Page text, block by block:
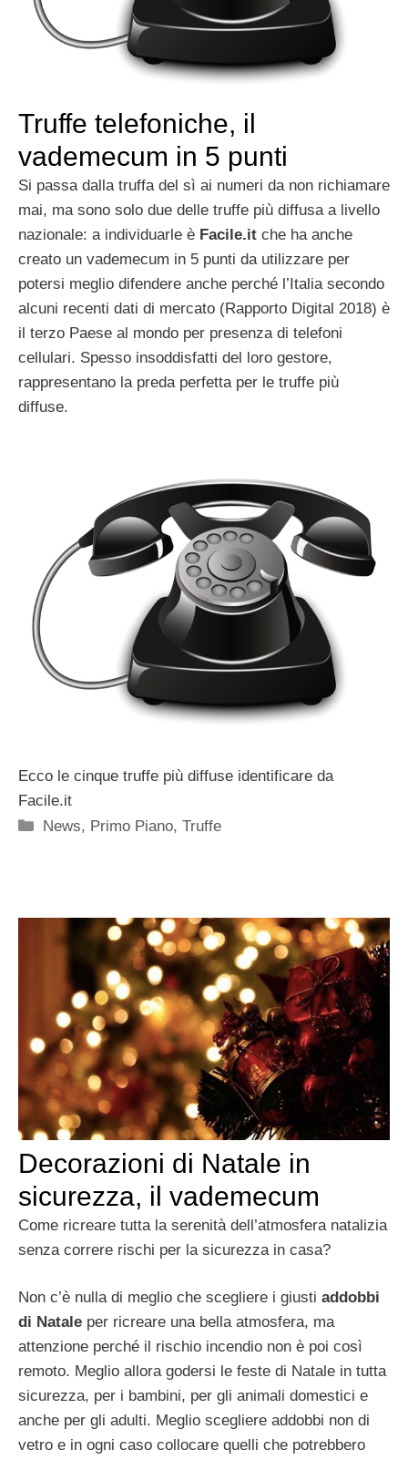
Truffe telefoniche, il
vademecum in 5 punti
Si passa dalla truffa del sì ai numeri da non richiamare
mai, ma sono solo due delle truffe più diffusa a livello
nazionale: a individuarle è Facile.it che ha anche
creato un vademecum in 5 punti da utilizzare per
potersi meglio difendere anche perché l’Italia secondo
alcuni recenti dati di mercato (Rapporto Digital 2018) è
il terzo Paese al mondo per presenza di telefoni
cellulari. Spesso insoddisfatti del loro gestore,
rappresentano la preda perfetta per le truffe più
diffuse.
Ecco le cinque truffe più diffuse identificare da
Facile.it
Categorie
News, Primo Piano,Truffe
Decorazioni di Natale in
sicurezza, il vademecum
Come ricreare tutta la serenità dell’atmosfera natalizia
senza correre rischi per la sicurezza in casa?
Non c’è nulla di meglio che scegliere i giusti addobbi
di Natale per ricreare una bella atmosfera, ma
attenzione perché il rischio incendio non è poi così
remoto. Meglio allora godersi le feste di Natale in tutta
sicurezza, per i bambini, per gli animali domestici e
anche per gli adulti. Meglio scegliere addobbi non di
vetro e in ogni caso collocare quelli che potrebbero